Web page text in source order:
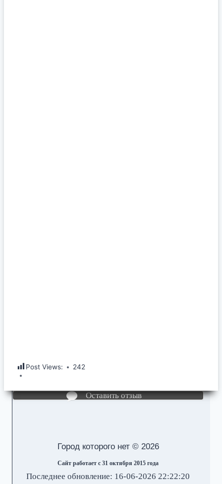
Post Views: 242
Оставить отзыв
Город которого нет © 2026
Сайт работает с 31 октября 2015 года
Последнее обновление: 16-06-2026 22:22:20